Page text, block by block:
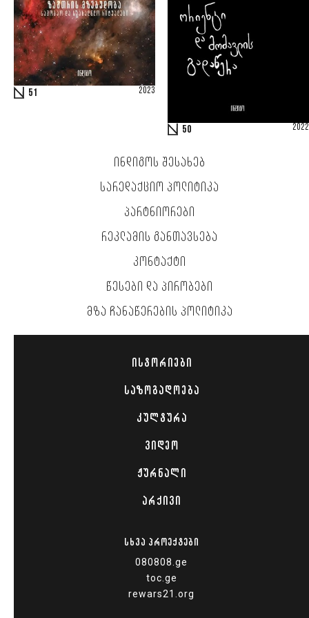
51 2023
50 2022
ᲘᲜᲓᲘᲒᲝᲡ ᲨᲔᲡᲐᲮᲔᲑ
ᲡᲐᲠᲔᲓᲐᲥᲪᲘᲝ ᲞᲝᲚᲘᲢᲘᲙᲐ
ᲞᲐᲠᲢᲜᲘᲝᲠᲔᲑᲘ
ᲠᲔᲙᲚᲐᲛᲘᲡ ᲒᲐᲜᲗᲐᲕᲡᲔᲑᲐ
ᲙᲝᲜᲢᲐᲥᲢᲘ
ᲬᲔᲡᲔᲑᲘ ᲓᲐ ᲞᲘᲠᲝᲑᲔᲑᲘ
ᲛᲖᲐ ᲩᲐᲜᲐᲬᲔᲠᲔᲑᲘᲡ ᲞᲝᲚᲘᲢᲘᲙᲐ
ᲘᲡᲢᲝᲠᲘᲔᲑᲘ
ᲡᲐᲖᲝᲒᲐᲓᲝᲔᲑᲐ
ᲙᲣᲚᲢᲣᲠᲐ
ᲕᲘᲓᲔᲝ
ᲟᲣᲠᲜᲐᲚᲘ
ᲐᲠᲥᲘᲕᲘ
ᲡᲮᲕᲐ ᲞᲠᲝᲔᲥᲢᲔᲑᲘ
080808.ge
toc.ge
rewars21.org